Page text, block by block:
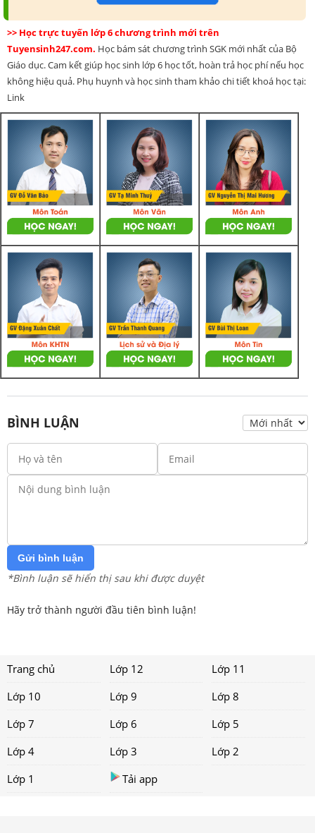
>> Học trực tuyến lớp 6 chương trình mới trên
Tuyensinh247.com. Học bám sát chương trình SGK mới nhất của Bộ
Giáo dục. Cam kết giúp học sinh lớp 6 học tốt, hoàn trả học phí nếu học
không hiệu quả. Phụ huynh và học sinh tham khảo chi tiết khoá học tại:
Link
BÌNH LUẬN
Gửi bình luận
*Bình luận sẽ hiển thị sau khi được duyệt
Hãy trở thành người đầu tiên bình luận!
Trang chủ Lớp 12
Lớp 11
Lớp 10
Lớp 9
Lớp 8
Lớp 7
Lớp 6
Lớp 5
Lớp 4
Lớp 3
Lớp 2
Lớp 1
Tải app